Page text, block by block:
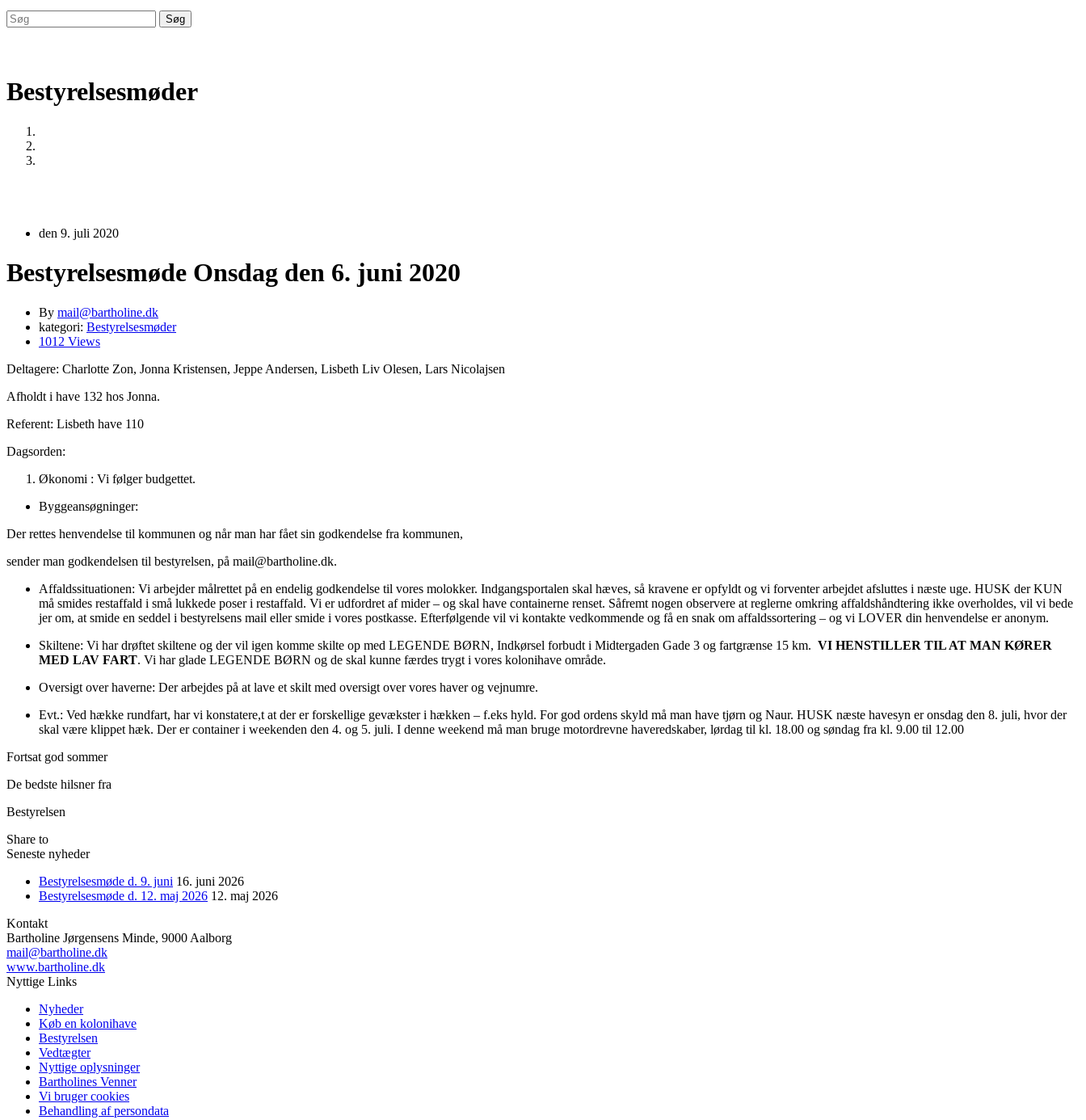
Søg
Bestyrelsesmøder
den 9. juli 2020
Bestyrelsesmøde Onsdag den 6. juni 2020
By mail@bartholine.dk
kategori: Bestyrelsesmøder
1012 Views
Deltagere: Charlotte Zon, Jonna Kristensen, Jeppe Andersen, Lisbeth Liv Olesen, Lars Nicolajsen
Afholdt i have 132 hos Jonna.
Referent: Lisbeth have 110
Dagsorden:
Økonomi : Vi følger budgettet.
Byggeansøgninger:
Der rettes henvendelse til kommunen og når man har fået sin godkendelse fra kommunen,
sender man godkendelsen til bestyrelsen, på mail@bartholine.dk.
Affaldssituationen: Vi arbejder målrettet på en endelig godkendelse til vores molokker. Indgangsportalen skal hæves, så kravene er opfyldt og vi forventer arbejdet afsluttes i næste uge. HUSK der KUN
må smides restaffald i små lukkede poser i restaffald. Vi er udfordret af mider – og skal have containerne renset. Såfremt nogen observere at reglerne omkring affaldshåndtering ikke overholdes, vil vi bede
jer om, at smide en seddel i bestyrelsens mail eller smide i vores postkasse. Efterfølgende vil vi kontakte vedkommende og få en snak om affaldssortering – og vi LOVER din henvendelse er anonym.
Skiltene: Vi har drøftet skiltene og der vil igen komme skilte op med LEGENDE BØRN, Indkørsel forbudt i Midtergaden Gade 3 og fartgrænse 15 km. VI HENSTILLER TIL AT MAN KØRER
MED LAV FART. Vi har glade LEGENDE BØRN og de skal kunne færdes trygt i vores kolonihave område.
Oversigt over haverne: Der arbejdes på at lave et skilt med oversigt over vores haver og vejnumre.
Evt.: Ved hække rundfart, har vi konstatere,t at der er forskellige gevækster i hækken – f.eks hyld. For god ordens skyld må man have tjørn og Naur. HUSK næste havesyn er onsdag den 8. juli, hvor der
skal være klippet hæk. Der er container i weekenden den 4. og 5. juli. I denne weekend må man bruge motordrevne haveredskaber, lørdag til kl. 18.00 og søndag fra kl. 9.00 til 12.00
Fortsat god sommer
De bedste hilsner fra
Bestyrelsen
Share to
Seneste nyheder
Bestyrelsesmøde d. 9. juni 16. juni 2026
Bestyrelsesmøde d. 12. maj 2026 12. maj 2026
Kontakt
Bartholine Jørgensens Minde, 9000 Aalborg
mail@bartholine.dk
www.bartholine.dk
Nyttige Links
Nyheder
Køb en kolonihave
Bestyrelsen
Vedtægter
Nyttige oplysninger
Bartholines Venner
Vi bruger cookies
Behandling af persondata